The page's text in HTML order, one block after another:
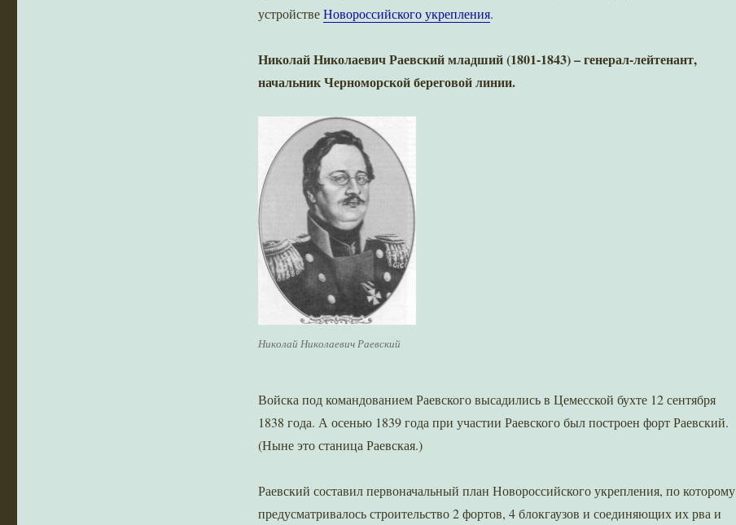
устройствеНовороссийского укрепления.
Николай Николаевич Раевский младший (1801-1843) – генерал-лейтенант,
начальник Черноморской береговой линии.
Николай Николаевич Раевский
Войска под командованием Раевского высадились в Цемесской бухте 12 сентября
1838 года. А осенью 1839 года при участии Раевского был построен форт Раевский.
(Ныне это станица Раевская.)
Раевский составил первоначальный план Новороссийского укрепления, по которому
предусматривалось строительство 2 фортов, 4 блокгаузов и соединяющих их рва и